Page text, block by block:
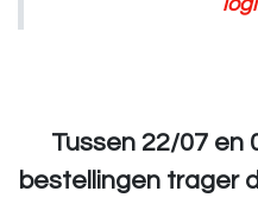
Tussen 22/07 en
bestellingen trager